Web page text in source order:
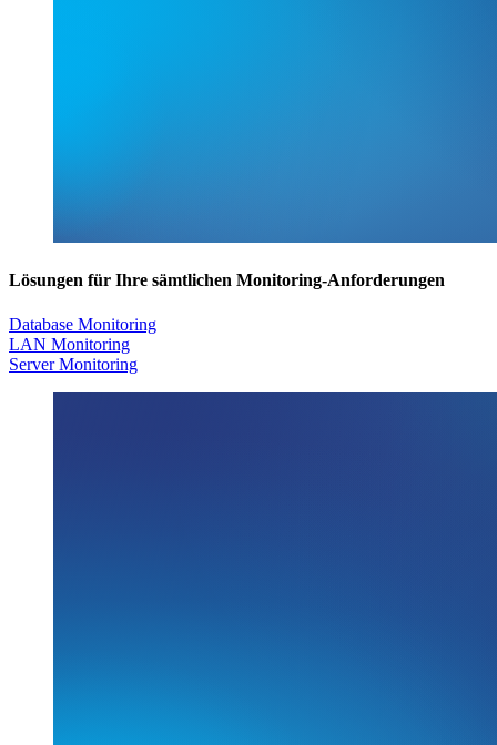
Lösungen für Ihre sämtlichen Monitoring-Anforderungen
Database Monitoring
LAN Monitoring
Server Monitoring